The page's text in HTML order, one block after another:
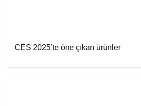
CES 2025’te öne çıkan ürünler